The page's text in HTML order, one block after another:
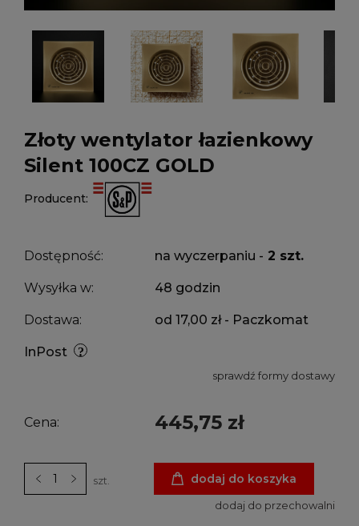
Złoty wentylator łazienkowy
Silent 100CZ GOLD
Producent:
Dostępność: na wyczerpaniu - 2 szt.
Wysyłka w: 48 godzin
Dostawa: od 17,00 zł - Paczkomat
InPost
sprawdź formy dostawy
Cena: 445,75 zł
szt. dodaj do koszyka
dodaj do przechowalni